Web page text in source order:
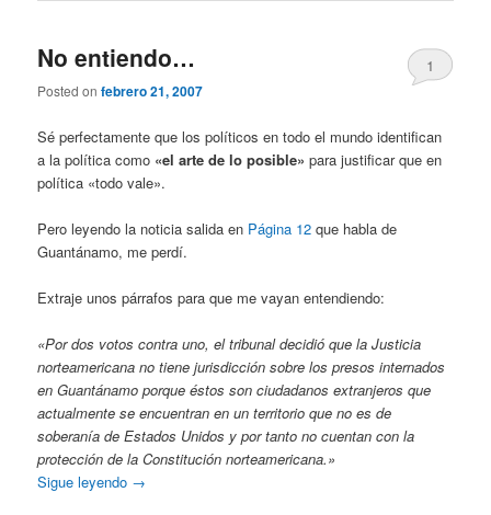
No entiendo…
Posted onfebrero 21, 2007
1
Sé perfectamente que los políticos en todo el mundo identifican
a la política como «el arte de lo posible» para justificar que en
política «todo vale».
Pero leyendo la noticia salida en Página 12 que habla de
Guantánamo, me perdí.
Extraje unos párrafos para que me vayan entendiendo:
«Por dos votos contra uno, el tribunal decidió que la Justicia
norteamericana no tiene jurisdicción sobre los presos internados
en Guantánamo porque éstos son ciudadanos extranjeros que
actualmente se encuentran en un territorio que no es de
soberanía de Estados Unidos y por tanto no cuentan con la
protección de la Constitución norteamericana.»
Sigue leyendo →